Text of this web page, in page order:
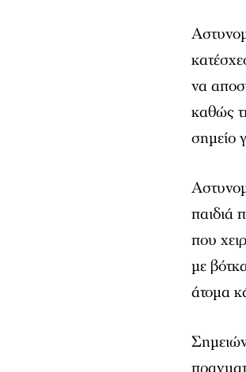
να
καθώς
σημείο
παιδιά
που
με
άτομα